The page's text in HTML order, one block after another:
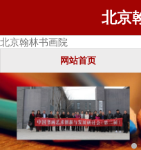
北京
北京翰林书画院
网站首页